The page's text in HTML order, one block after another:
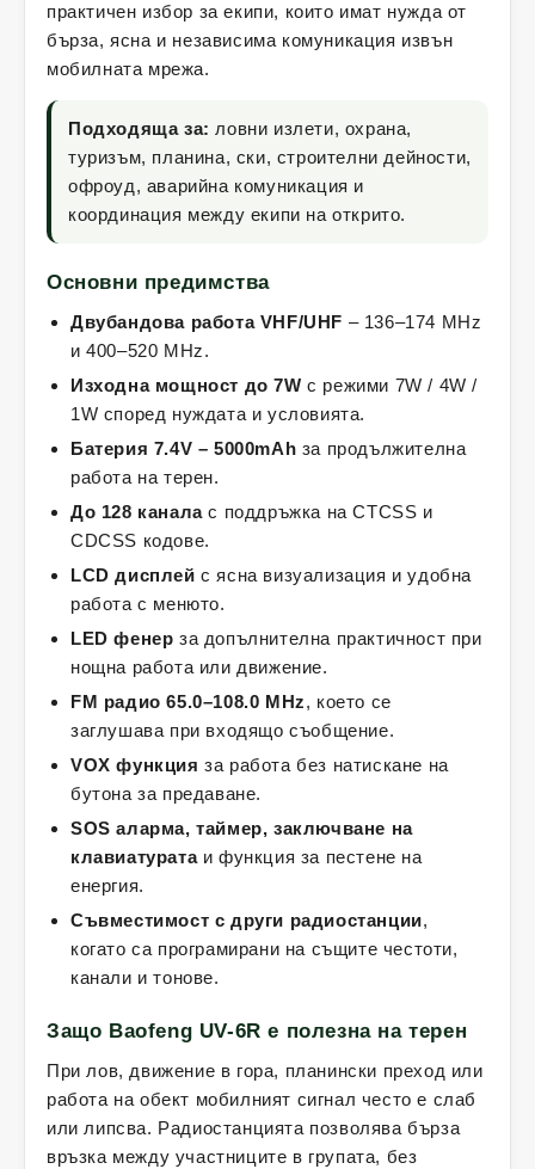
практичен избор за екипи, които имат нужда от
бърза, ясна и независима комуникация извън
мобилната мрежа.
Подходяща за: ловни излети, охрана,
туризъм, планина, ски, строителни дейности,
офроуд, аварийна комуникация и
координация между екипи на открито.
Основни предимства
Двубандова работа VHF/UHF – 136–174 MHz
и 400–520 MHz.
Изходна мощност до 7W с режими 7W / 4W /
1W според нуждата и условията.
Батерия 7.4V – 5000mAh за продължителна
работа на терен.
До 128 каналас поддръжка на CTCSS и
CDCSS кодове.
LCD дисплей с ясна визуализация и удобна
работа с менюто.
LED фенер за допълнителна практичност при
нощна работа или движение.
FM радио 65.0–108.0 MHz, което се
заглушава при входящо съобщение.
VOX функция за работа без натискане на
бутона за предаване.
SOS аларма, таймер, заключване на
клавиатуратаи функция за пестене на
енергия.
Съвместимост с други радиостанции,
когато са програмирани на същите честоти,
канали и тонове.
Защо Baofeng UV-6R е полезна на терен
При лов, движение в гора, планински преход или
работа на обект мобилният сигнал често е слаб
или липсва. Радиостанцията позволява бърза
връзка между участниците в групата, без